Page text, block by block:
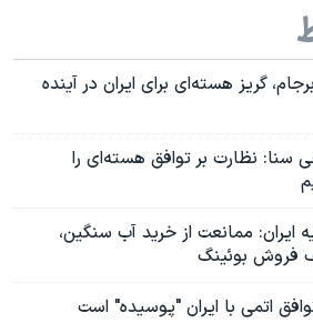
گریز هسته‌ای برای ایران در آینده
سنا: نظارت بر توافق هسته‌ای را
ایران: ممانعت از خرید آب سنگین،
فروش بوئینگ
اتمی با ایران "پوسیده" است